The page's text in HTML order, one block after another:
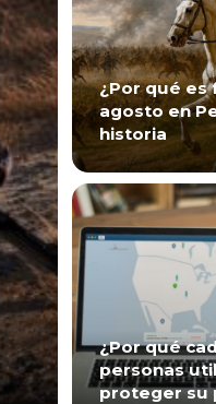
¿Por qué es
agosto en
historia
¿Por qué
personas
proteger su